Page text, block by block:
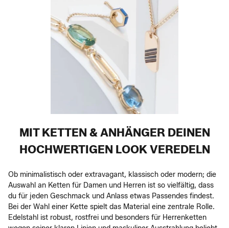
MIT KETTEN & ANHÄNGER DEINEN
HOCHWERTIGEN LOOK VEREDELN
Ob minimalistisch oder extravagant, klassisch oder modern; die
Auswahl an Ketten für Damen und Herren ist so vielfältig, dass
du für jeden Geschmack und Anlass etwas Passendes findest.
Bei der Wahl einer Kette spielt das Material eine zentrale Rolle.
Edelstahl ist robust, rostfrei und besonders für Herrenketten